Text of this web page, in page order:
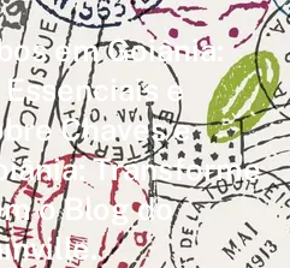
em Goiânia:
e
Chaves e
Transforme
o Blog do